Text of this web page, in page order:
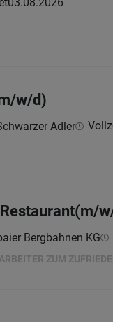
w/d)
Adler
Bergbahnen KG
ZUM